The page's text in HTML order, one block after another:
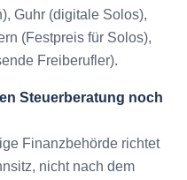
Guhr (digitale Solos),
(Festpreis für Solos),
Freiberufler).
Steuerberatung noch
Finanzbehörde richtet
nicht nach dem